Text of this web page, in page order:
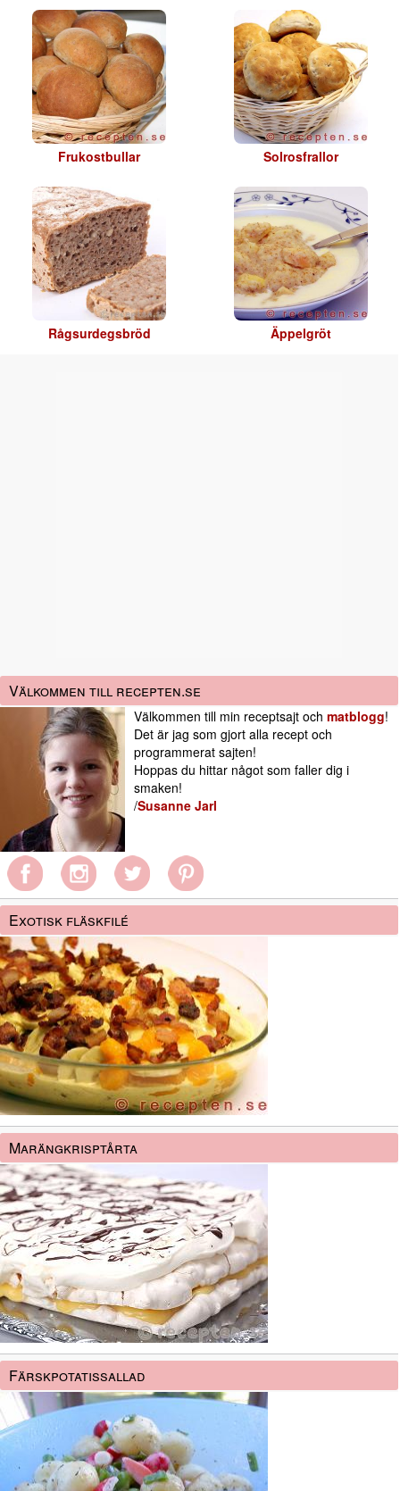
Frukostbullar Solrosfrallor
Rågsurdegsbröd Äppelgröt
Välkommen till recepten.se
Välkommen till min receptsajt och matblogg!
Det är jag som gjort alla recept och
programmerat sajten!
Hoppas du hittar något som faller dig i
smaken!
/Susanne Jarl
Exotisk fläskfilé
Marängkrisptårta
Färskpotatissallad